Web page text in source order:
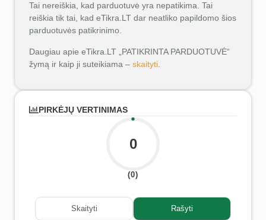
Tai nereiškia, kad parduotuvė yra nepatikima. Tai
reiškia tik tai, kad eTikra.LT dar neatliko papildomo šios
parduotuvės patikrinimo.
Daugiau apie eTikra.LT „PATIKRINTA PARDUOTUVĖ“
žymą ir kaip ji suteikiama – skaityti
PIRKĖJŲ VERTINIMAS
0
(0)
Skaityti Rašyti